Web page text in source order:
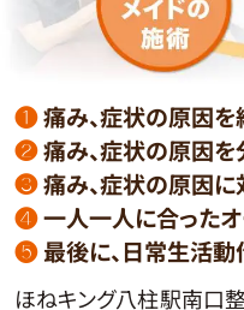
❶痛み、症状の原因を
❷痛み、症状の原因を
❸痛み、症状の原因
❹一人一人に合った
❺最後に、日常生活
ほねキング八柱駅南口